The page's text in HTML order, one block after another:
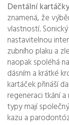
Dentální kartáčky
znamená, že
vlastností.
nastavitelnou
zubního plaku a
naopak spoléhá
dásním a krátké
kartáček přináší
regeneraci tkání
typy mají
kazu a